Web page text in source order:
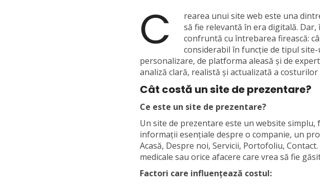
C
rearea unui site web este una
să fie relevantă în era digitală.
confruntă cu întrebarea firească:
considerabil în funcție de tipul
personalizare, de platforma aleasă și de
analiză clară, realistă și actualizată a
Cât costă un site de prezentare?
Ce este un site de prezentare?
Un site de prezentare este un website
informații esențiale despre o companie, un
Acasă, Despre noi, Servicii, Portofoliu,
medicale sau orice afacere care vrea să fie
Factori care influențează costul: